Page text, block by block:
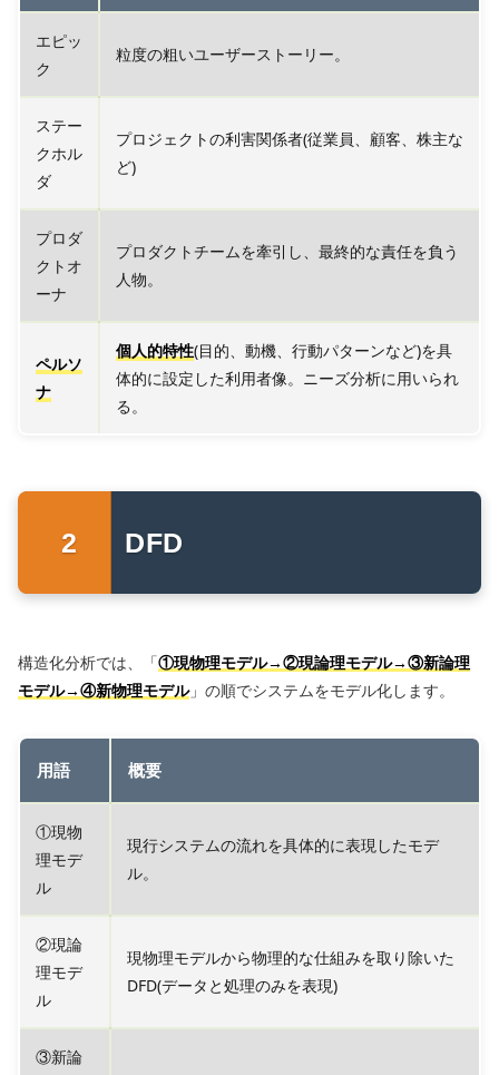
エピッ
ク
粒度の粗いユーザーストーリー。
ステー
クホル
ダ
プロジェクトの利害関係者(従業員、顧客、株主な
ど)
プロダ
クトオ
ーナ
プロダクトチームを牽引し、最終的な責任を負う
人物。
ペルソ
ナ
個人的特性(目的、動機、行動パターンなど)を具
体的に設定した利用者像。ニーズ分析に用いられ
る。
DFD
構造化分析では、「①現物理モデル→②現論理モデル→③新論理
モデル→④新物理モデル」の順でシステムをモデル化します。
用語 概要
①現物
理モデ
ル
現行システムの流れを具体的に表現したモデ
ル。
②現論
理モデ
ル
現物理モデルから物理的な仕組みを取り除いた
DFD(データと処理のみを表現)
③新論